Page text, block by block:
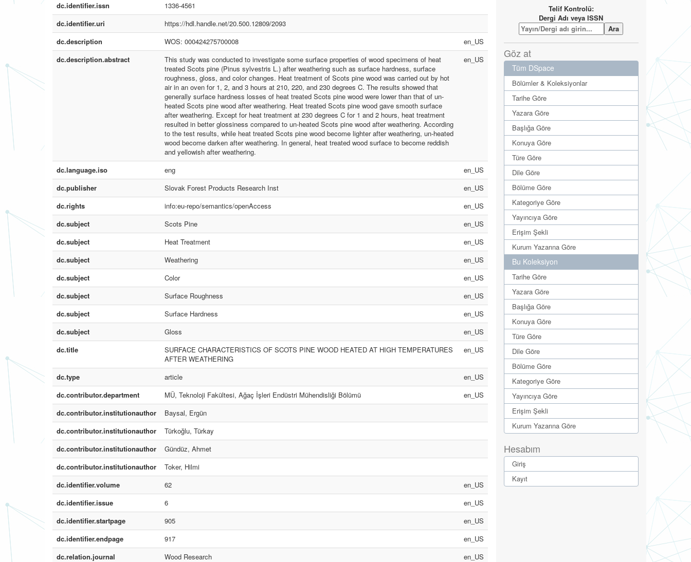
dc.identifier.issn
1336-4561
dc.identifier.uri
https://hdl.handle.net/20.500.12809/2093
dc.description
WOS: 000424275700008
en_US
dc.description.abstract
This study was conducted to investigate some surface properties of wood specimens of heat
treated Scots pine (Pinus sylvestris L.) after weathering such as surface hardness, surface
roughness, gloss, and color changes. Heat treatment of Scots pine wood was carried out by hot
air in an oven for 1, 2, and 3 hours at 210, 220, and 230 degrees C. The results showed that
generally surface hardness losses of heat treated Scots pine wood were lower than that of un-
heated Scots pine wood after weathering. Heat treated Scots pine wood gave smooth surface
after weathering. Except for heat treatment at 230 degrees C for 1 and 2 hours, heat treatment
resulted in better glossiness compared to un-heated Scots pine wood after weathering. According
to the test results, while heat treated Scots pine wood become lighter after weathering, un-heated
wood become darken after weathering. In general, heat treated wood surface to become reddish
and yellowish after weathering.
en_US
dc.language.iso eng
en_US
dc.publisher
Slovak Forest Products Research Inst
en_US
dc.rights
info:eu-repo/semantics/openAccess
en_US
dc.subject
Scots Pine
en_US
dc.subject
Heat Treatment
en_US
dc.subject
Weathering
en_US
dc.subject
Color
en_US
dc.subject
Surface Roughness
en_US
dc.subject
Surface Hardness
en_US
dc.subject
Gloss
en_US
dc.title
SURFACE CHARACTERISTICS OF SCOTS PINE WOOD HEATED AT HIGH TEMPERATURES
AFTER WEATHERING
en_US
dc.type article
en_US
dc.contributor.department
MÜ, Teknoloji Fakültesi, Ağaç İşleri Endüstri Mühendisliği Bölümü
en_US
dc.contributor.institutionauthor
Baysal, Ergün
dc.contributor.institutionauthor
Türkoğlu, Türkay
dc.contributor.institutionauthor
Gündüz, Ahmet
dc.contributor.institutionauthor
Toker, Hilmi
dc.identifier.volume
62
en_US
dc.identifier.issue
6
en_US
dc.identifier.startpage
905
en_US
dc.identifier.endpage
917
en_US
dc.relation.journal
Wood Research
en_US
Telif Kontrolü:
Dergi Adı veya ISSN
Göz at
Tüm DSpace
Bölümler & Koleksiyonlar
Tarihe Göre
Yazara Göre
Başlığa Göre
Konuya Göre
Türe Göre
Dile Göre
Bölüme Göre
Kategoriye Göre
Yayıncıya Göre
Erişim Şekli
Kurum Yazarına Göre
Bu Koleksiyon
Tarihe Göre
Yazara Göre
Başlığa Göre
Konuya Göre
Türe Göre
Dile Göre
Bölüme Göre
Kategoriye Göre
Yayıncıya Göre
Erişim Şekli
Kurum Yazarına Göre
Hesabım
Giriş
Kayıt